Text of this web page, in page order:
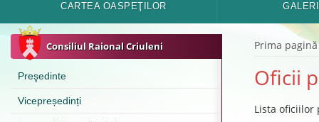
CARTEA OASPEŢILOR
Consiliul Raional Criuleni
Preşedinte
Vicepreședinți
Prima pagină
Oficii
Lista oficiilor